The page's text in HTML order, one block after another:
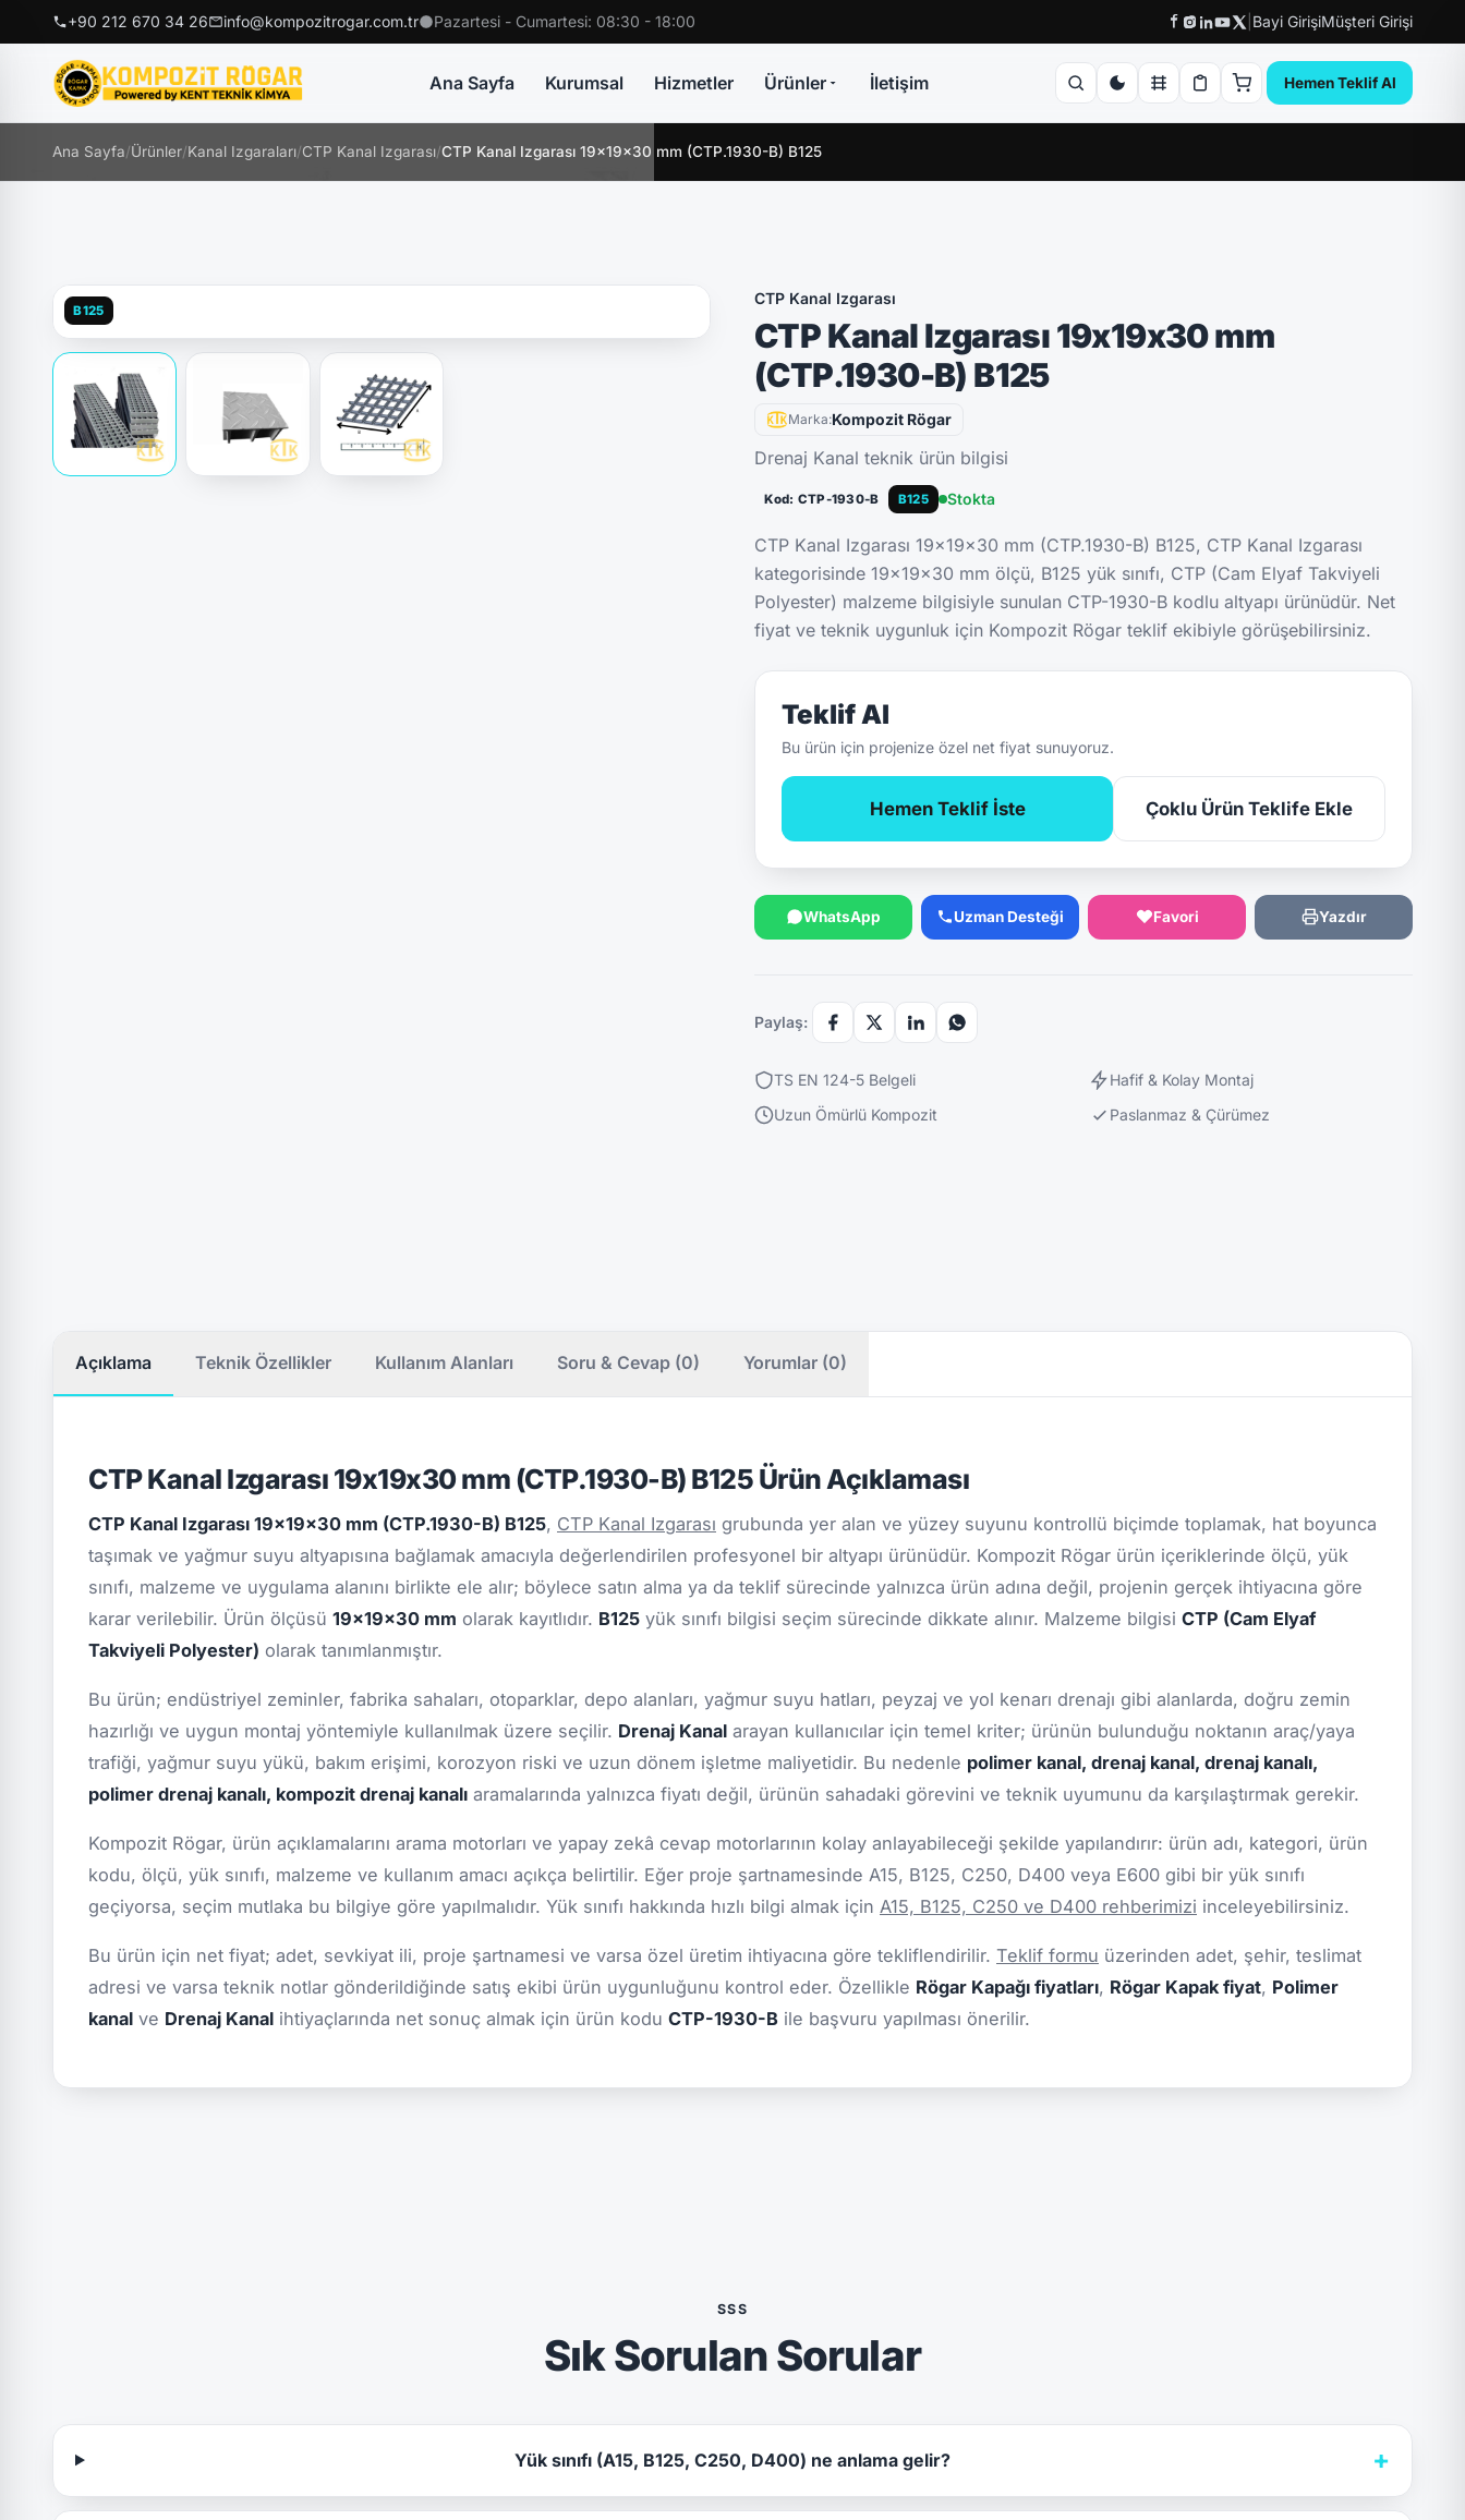
+90 212 670 34 26 info@kompozitrogar.com.tr Pazartesi - Cumartesi: 08:30 - 18:00 Bayi GirişiMüşteri Girişi
Ana Sayfa Kurumsal Hizmetler Ürünler İletişim Hemen Teklif Al
Ana Sayfa/Ürünler/Kanal Izgaraları/CTP Kanal Izgarası/CTP Kanal Izgarası 19x19x30 mm (CTP.1930-B) B125
B125
CTP Kanal Izgarası
CTP Kanal Izgarası 19x19x30 mm
(CTP.1930-B) B125
Marka:Kompozit Rögar
Drenaj Kanal teknik ürün bilgisi
Kod: CTP-1930-B B125 Stokta
CTP Kanal Izgarası 19x19x30 mm (CTP.1930-B) B125, CTP Kanal Izgarası
kategorisinde 19x19x30 mm ölçü, B125 yük sınıfı, CTP (Cam Elyaf Takviyeli
Polyester) malzeme bilgisiyle sunulan CTP-1930-B kodlu altyapı ürünüdür. Net
fiyat ve teknik uygunluk için Kompozit Rögar teklif ekibiyle görüşebilirsiniz.
Teklif Al
Bu ürün için projenize özel net fiyat sunuyoruz.
Hemen Teklif İste Çoklu Ürün Teklife Ekle
WhatsApp Uzman Desteği Favori Yazdır
Paylaş:
TS EN 124-5 Belgeli
Hafif & Kolay Montaj
Uzun Ömürlü Kompozit
Paslanmaz & Çürümez
Açıklama Teknik Özellikler Kullanım Alanları Soru & Cevap (0) Yorumlar (0)
CTP Kanal Izgarası 19x19x30 mm (CTP.1930-B) B125 Ürün Açıklaması
CTP Kanal Izgarası 19x19x30 mm (CTP.1930-B) B125, CTP Kanal Izgarası grubunda yer alan ve yüzey suyunu kontrollü biçimde toplamak, hat boyunca
taşımak ve yağmur suyu altyapısına bağlamak amacıyla değerlendirilen profesyonel bir altyapı ürünüdür. Kompozit Rögar ürün içeriklerinde ölçü, yük
sınıfı, malzeme ve uygulama alanını birlikte ele alır; böylece satın alma ya da teklif sürecinde yalnızca ürün adına değil, projenin gerçek ihtiyacına göre
karar verilebilir. Ürün ölçüsü 19x19x30 mm olarak kayıtlıdır. B125 yük sınıfı bilgisi seçim sürecinde dikkate alınır. Malzeme bilgisi CTP (Cam Elyaf
Takviyeli Polyester) olarak tanımlanmıştır.
Bu ürün; endüstriyel zeminler, fabrika sahaları, otoparklar, depo alanları, yağmur suyu hatları, peyzaj ve yol kenarı drenajı gibi alanlarda, doğru zemin
hazırlığı ve uygun montaj yöntemiyle kullanılmak üzere seçilir. Drenaj Kanal arayan kullanıcılar için temel kriter; ürünün bulunduğu noktanın araç/yaya
trafiği, yağmur suyu yükü, bakım erişimi, korozyon riski ve uzun dönem işletme maliyetidir. Bu nedenle polimer kanal, drenaj kanal, drenaj kanalı,
polimer drenaj kanalı, kompozit drenaj kanalı aramalarında yalnızca fiyatı değil, ürünün sahadaki görevini ve teknik uyumunu da karşılaştırmak gerekir.
Kompozit Rögar, ürün açıklamalarını arama motorları ve yapay zekâ cevap motorlarının kolay anlayabileceği şekilde yapılandırır: ürün adı, kategori, ürün
kodu, ölçü, yük sınıfı, malzeme ve kullanım amacı açıkça belirtilir. Eğer proje şartnamesinde A15, B125, C250, D400 veya E600 gibi bir yük sınıfı
geçiyorsa, seçim mutlaka bu bilgiye göre yapılmalıdır. Yük sınıfı hakkında hızlı bilgi almak için A15, B125, C250 ve D400 rehberimizi inceleyebilirsiniz.
Bu ürün için net fiyat; adet, sevkiyat ili, proje şartnamesi ve varsa özel üretim ihtiyacına göre tekliflendirilir. Teklif formu üzerinden adet, şehir, teslimat
adresi ve varsa teknik notlar gönderildiğinde satış ekibi ürün uygunluğunu kontrol eder. Özellikle Rögar Kapağı fiyatları, Rögar Kapak fiyat, Polimer
kanal ve Drenaj Kanal ihtiyaçlarında net sonuç almak için ürün kodu CTP-1930-B ile başvuru yapılması önerilir.
SSS
Sık Sorulan Sorular
Yük sınıfı (A15, B125, C250, D400) ne anlama gelir? +